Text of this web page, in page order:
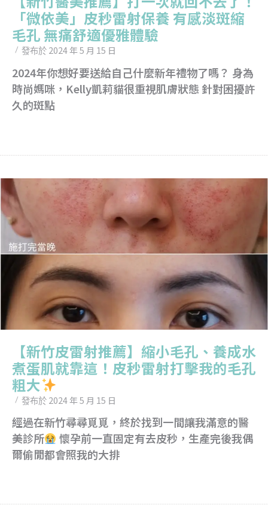
「微依美」皮秒雷射保養 有感淡斑縮
毛孔 無痛舒適優雅體驗
發布於 2024 年 5 月 15 日
2024年你想好要送給自己什麼新年禮物了嗎？ 身為
時尚媽咪，Kelly凱莉貓很重視肌膚狀態 針對困擾許
久的斑點
【新竹皮雷射推薦】縮小毛孔、養成水
煮蛋肌就靠這！皮秒雷射打擊我的毛孔
粗大
發布於 2024 年 5 月 15 日
經過在新竹尋尋覓覓，終於找到一間讓我滿意的醫
美診所
懷孕前一直固定有去皮秒，生產完後我偶
爾偷閒都會照我的大排